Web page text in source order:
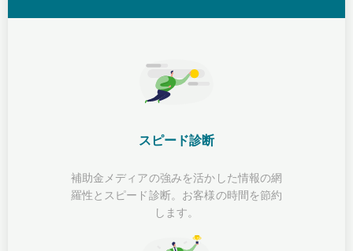
スピード診断
補助金メディアの強みを活かした情報の網
羅性とスピード診断。お客様の時間を節約
します。